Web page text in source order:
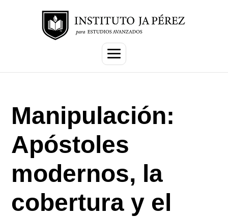
Manipulación:
Apóstoles
modernos, la
cobertura y el